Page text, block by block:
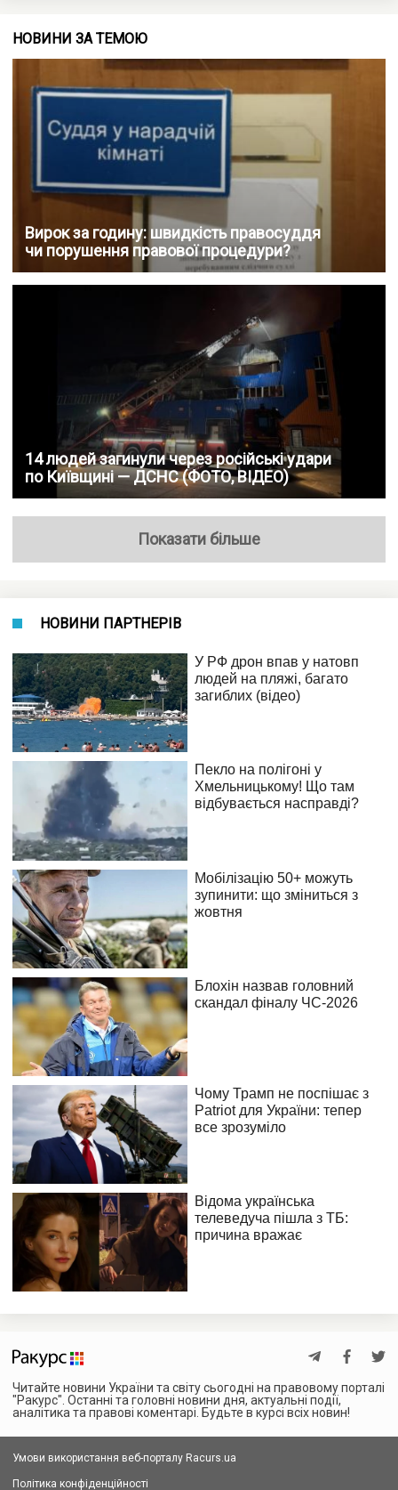
НОВИНИ ЗА ТЕМОЮ
Вирок за годину: швидкість правосуддя
чи порушення правової процедури?
14 людей загинули через російські удари
по Київщині — ДСНС (ФОТО, ВІДЕО)
Показати більше
НОВИНИ ПАРТНЕРІВ
Читайте новини України та світу сьогодні на правовому порталі
"Ракурс". Останні та головні новини дня, актуальні події,
аналітика та правові коментарі. Будьте в курсі всіх новин!
Умови використання веб-порталу Racurs.ua
Політика конфіденційності